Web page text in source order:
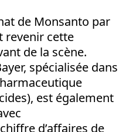
de Monsanto par
revenir cette
de la scène.
spécialisée dans
est également
d’affaires de